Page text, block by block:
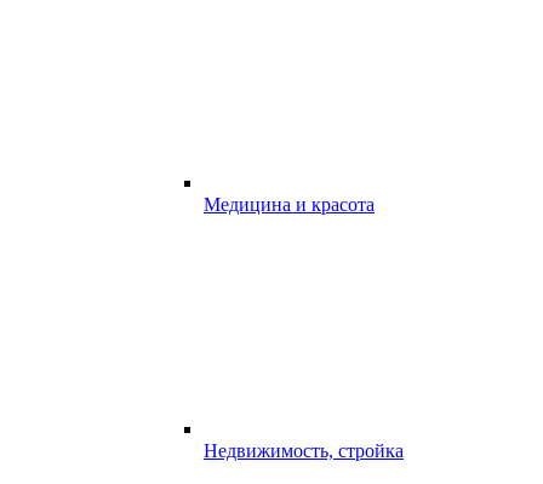
Медицина и красота
Недвижимость, стройка